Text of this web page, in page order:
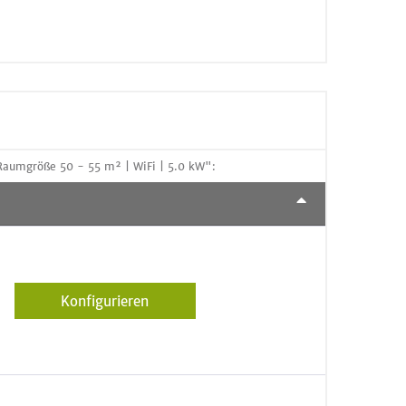
50 - 55 m² | WiFi | 5.0 kW":
Konfigurieren